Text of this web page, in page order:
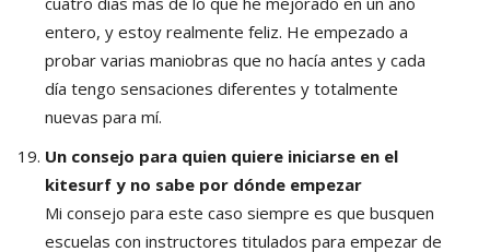
entero, y estoy realmente feliz. He empezado a
probar varias maniobras que no hacía antes y cada
día tengo sensaciones diferentes y totalmente
nuevas para mí.
Un consejo para quien quiere iniciarse en el
kitesurf y no sabe por dónde empezar
Mi consejo para este caso siempre es que busquen
escuelas con instructores titulados para empezar de